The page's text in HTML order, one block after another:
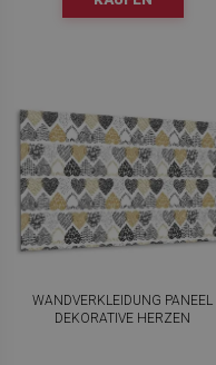
WANDVERKLEIDUNG PANEEL
DEKORATIVE HERZEN